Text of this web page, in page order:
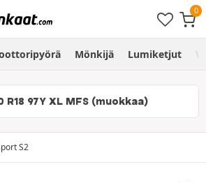
Mönkijä Lumiketjut
R18 97Y XL MFS (muokkaa)
S2